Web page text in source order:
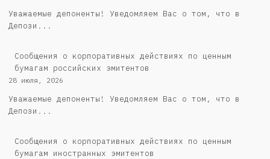
Уважаемые депоненты! Уведомляем Вас о том, что в
Депози...
Cообщения о корпоративных действиях по ценным
бумагам российских эмитентов
28 июля, 2026
Уважаемые депоненты! Уведомляем Вас о том, что в
Депози...
Сообщения о корпоративных действиях по ценным
бумагам иностранных эмитентов